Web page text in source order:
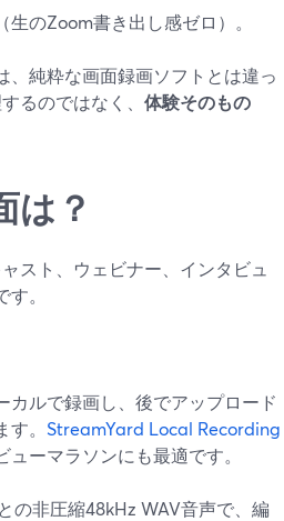
のZoom書き出し感ゼロ）。
純粋な画面録画ソフトとは違っ
るのではなく、 体験そのもの
は？
スト、ウェビナー、インタビュ
。
カルで録画し、後でアップロード
。 StreamYard Local Recording
ーマラソンにも最適です。
の非圧縮48kHz WAV音声で、編